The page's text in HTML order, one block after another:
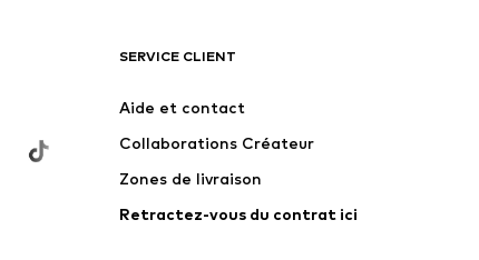
SERVICE CLIENT
Aide et contact
Collaborations Créateur
Zones de livraison
Retractez-vous du contrat ici